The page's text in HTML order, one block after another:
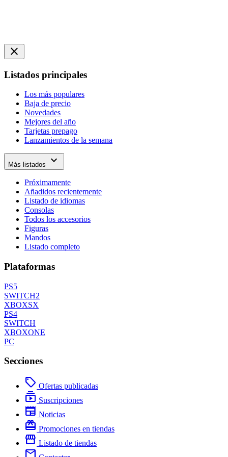
close
Listados principales
Los más populares
Baja de precio
Novedades
Mejores del año
Tarjetas prepago
Lanzamientos de la semana
Más listados expand_more
Próximamente
Añadidos recientemente
Listado de idiomas
Consolas
Todos los accesorios
Figuras
Mandos
Listado completo
Plataformas
PS5
SWITCH2
XBOXSX
PS4
SWITCH
XBOXONE
PC
Secciones
local_offer Ofertas publicadas
subscriptions Suscripciones
newspaper Noticias
redeem Promociones en tiendas
storefront Listado de tiendas
mail